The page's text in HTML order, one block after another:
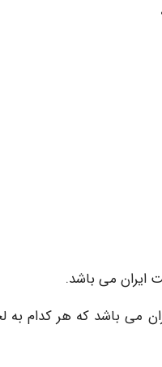
ایران می باشد.
می باشد که هر کدام به